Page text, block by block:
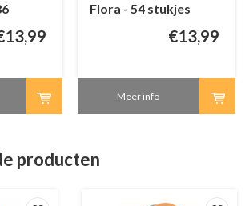
Flora - 54 stukjes
€13,99
Meer info
producten